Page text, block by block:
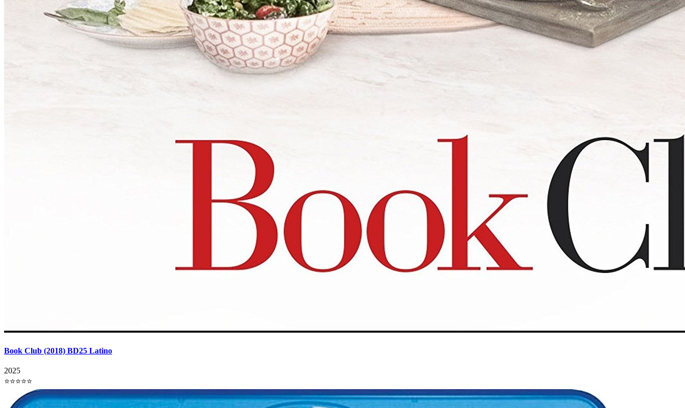
Book Club (2018) BD25 Latino
2025
⭐⭐⭐⭐⭐